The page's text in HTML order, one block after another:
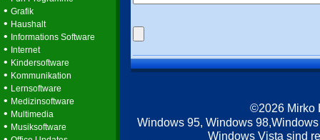
• Grafik
• Haushalt
• Informations Software
• Internet
• Kindersoftware
• Kommunikation
• Lernsoftware
• Medizinsoftware
• Multimedia
• Musiksoftware
©2026 Mirko
Windows 95, Windows
Windows Vista sind